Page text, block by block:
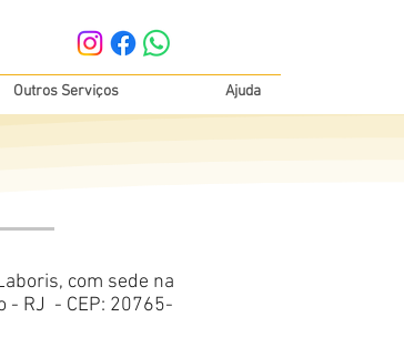
Outros Serviços Ajuda
com sede na
- RJ - CEP: 20765-